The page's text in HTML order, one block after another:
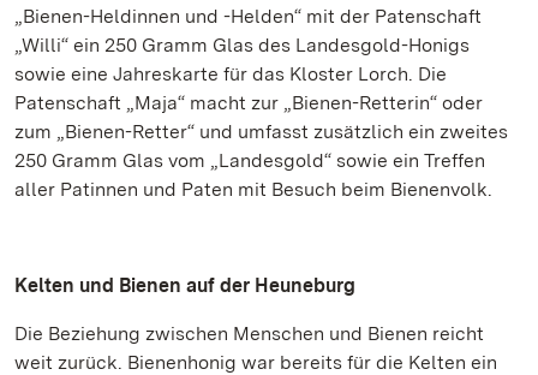
„Bienen-Heldinnen und -Helden“ mit der Patenschaft
„Willi“ ein 250 Gramm Glas des Landesgold-Honigs
sowie eine Jahreskarte für das Kloster Lorch. Die
Patenschaft „Maja“ macht zur „Bienen-Retterin“ oder
zum „Bienen-Retter“ und umfasst zusätzlich ein zweites
250 Gramm Glas vom „Landesgold“ sowie ein Treffen
aller Patinnen und Paten mit Besuch beim Bienenvolk.
Kelten und Bienen auf der Heuneburg
Die Beziehung zwischen Menschen und Bienen reicht
weit zurück. Bienenhonig war bereits für die Kelten ein